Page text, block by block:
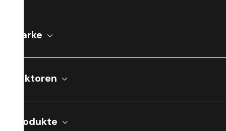
Marke
Sektoren
Produkte